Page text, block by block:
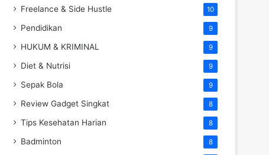
Freelance & Side Hustle 10
Pendidikan 9
HUKUM & KRIMINAL 9
Diet & Nutrisi 9
Sepak Bola 9
Review Gadget Singkat 8
Tips Kesehatan Harian 8
Badminton 8